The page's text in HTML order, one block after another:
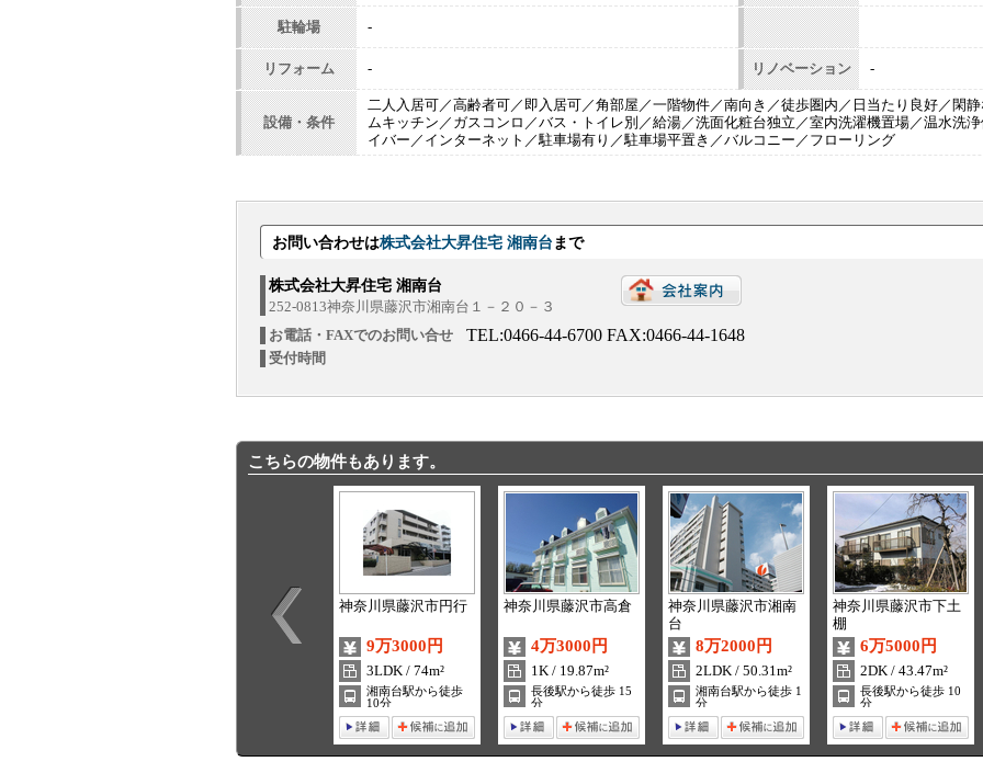
駐輪場 -
リフォーム - リノベーション -
設備・条件
二人入居可／高齢者可／即入居可／角部屋／一階物件／南向き／徒歩圏内／日当たり良好／閑
ムキッチン／ガスコンロ／バス・トイレ別／給湯／洗面化粧台独立／室内洗濯機置場／温水洗
イバー／インターネット／駐車場有り／駐車場平置き／バルコニー／フローリング
お問い合わせは株式会社大昇住宅 湘南台まで
株式会社大昇住宅 湘南台
252-0813神奈川県藤沢市湘南台１－２０－３
お電話・FAXでのお問い合せ
TEL:0466-44-6700FAX:0466-44-1648
受付時間
こちらの物件もあります。
神奈川県藤沢市円行
9万3000円
3LDK / 74m²
湘南台駅から徒歩
10分
神奈川県藤沢市高倉
4万3000円
1K / 19.87m²
長後駅から徒歩 15
分
神奈川県藤沢市湘南
台
8万2000円
2LDK / 50.31m²
湘南台駅から徒歩 1
分
神奈川県藤沢市下土
棚
6万5000円
2DK / 43.47m²
長後駅から徒歩 10
分